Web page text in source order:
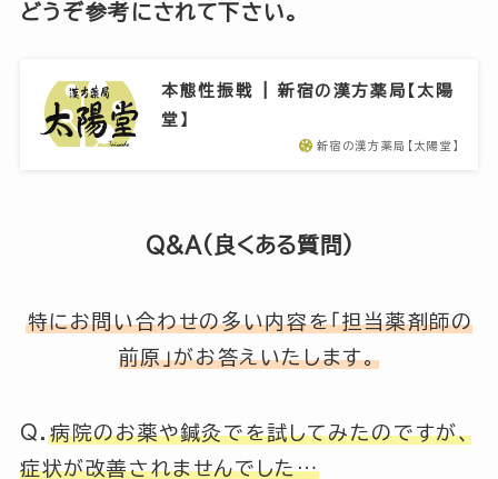
どうぞ参考にされて下さい。
本態性振戦 | 新宿の漢方薬局【太陽
堂】
新宿の漢方薬局【太陽堂】
Q&A(良くある質問)
特にお問い合わせの多い内容を「担当薬剤師の
前原」がお答えいたします。
Q.病院のお薬や鍼灸でを試してみたのですが、
症状が改善されませんでした…